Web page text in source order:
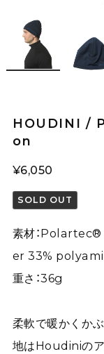
HOUDINI /
on
¥6,050
SOLD OUT
素材：
er 33%
重さ：36g
柔軟で暖かくか
地はHoudiniの